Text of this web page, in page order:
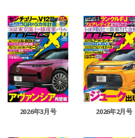
2026年3月号 2026年2月号